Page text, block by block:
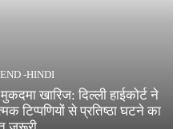
-HINDI
खारिज: दिल्ली हाईकोर्ट ने
टिप्पणियों से प्रतिष्ठा घटने का